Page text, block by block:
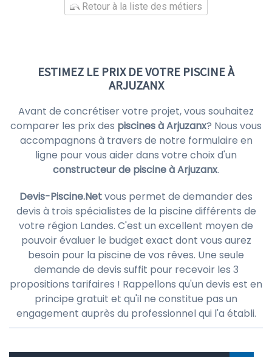
Retour à la liste des métiers
ESTIMEZ LE PRIX DE VOTRE PISCINE À
ARJUZANX
Avant de concrétiser votre projet, vous souhaitez
comparer les prix des piscines à Arjuzanx? Nous vous
accompagnons à travers de notre formulaire en
ligne pour vous aider dans votre choix d'un
constructeur de piscine à Arjuzanx.
Devis-Piscine.Netvous permet de demander des
devis à trois spécialistes de la piscine différents de
votre région Landes. C'est un excellent moyen de
pouvoir évaluer le budget exact dont vous aurez
besoin pour la piscine de vos rêves. Une seule
demande de devis suffit pour recevoir les 3
propositions tarifaires ! Rappellons qu'un devis est en
principe gratuit et qu'il ne constitue pas un
engagement auprès du professionnel qui l'a établi.